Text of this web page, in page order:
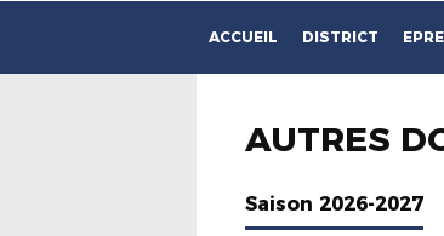
ACCUEIL DISTRICT
AUTRES
Saison 2026-2027